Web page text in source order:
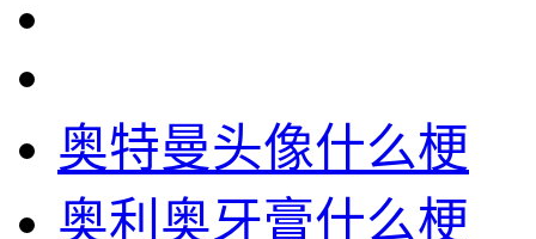
奥特曼头像什么梗
奥利奥牙膏什么梗